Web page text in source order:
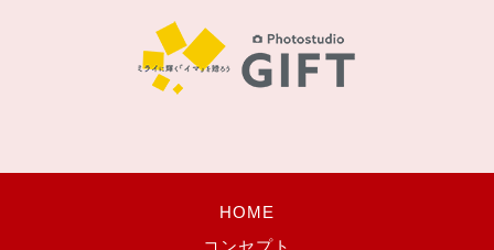
HOME
コンセプト